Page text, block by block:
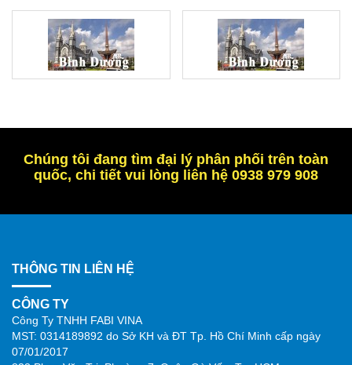
Chúng tôi đang tìm đại lý phân phối trên toàn
quốc, chi tiết vui lòng liên hệ 0938 979 908
THÔNG TIN LIÊN HỆ
CÔNG TY
Công Ty TNHH FABI VINA
MST: 0314189892 do Sở KH và ĐT Tp. Hồ Chí Minh cấp ngày
07/01/2017